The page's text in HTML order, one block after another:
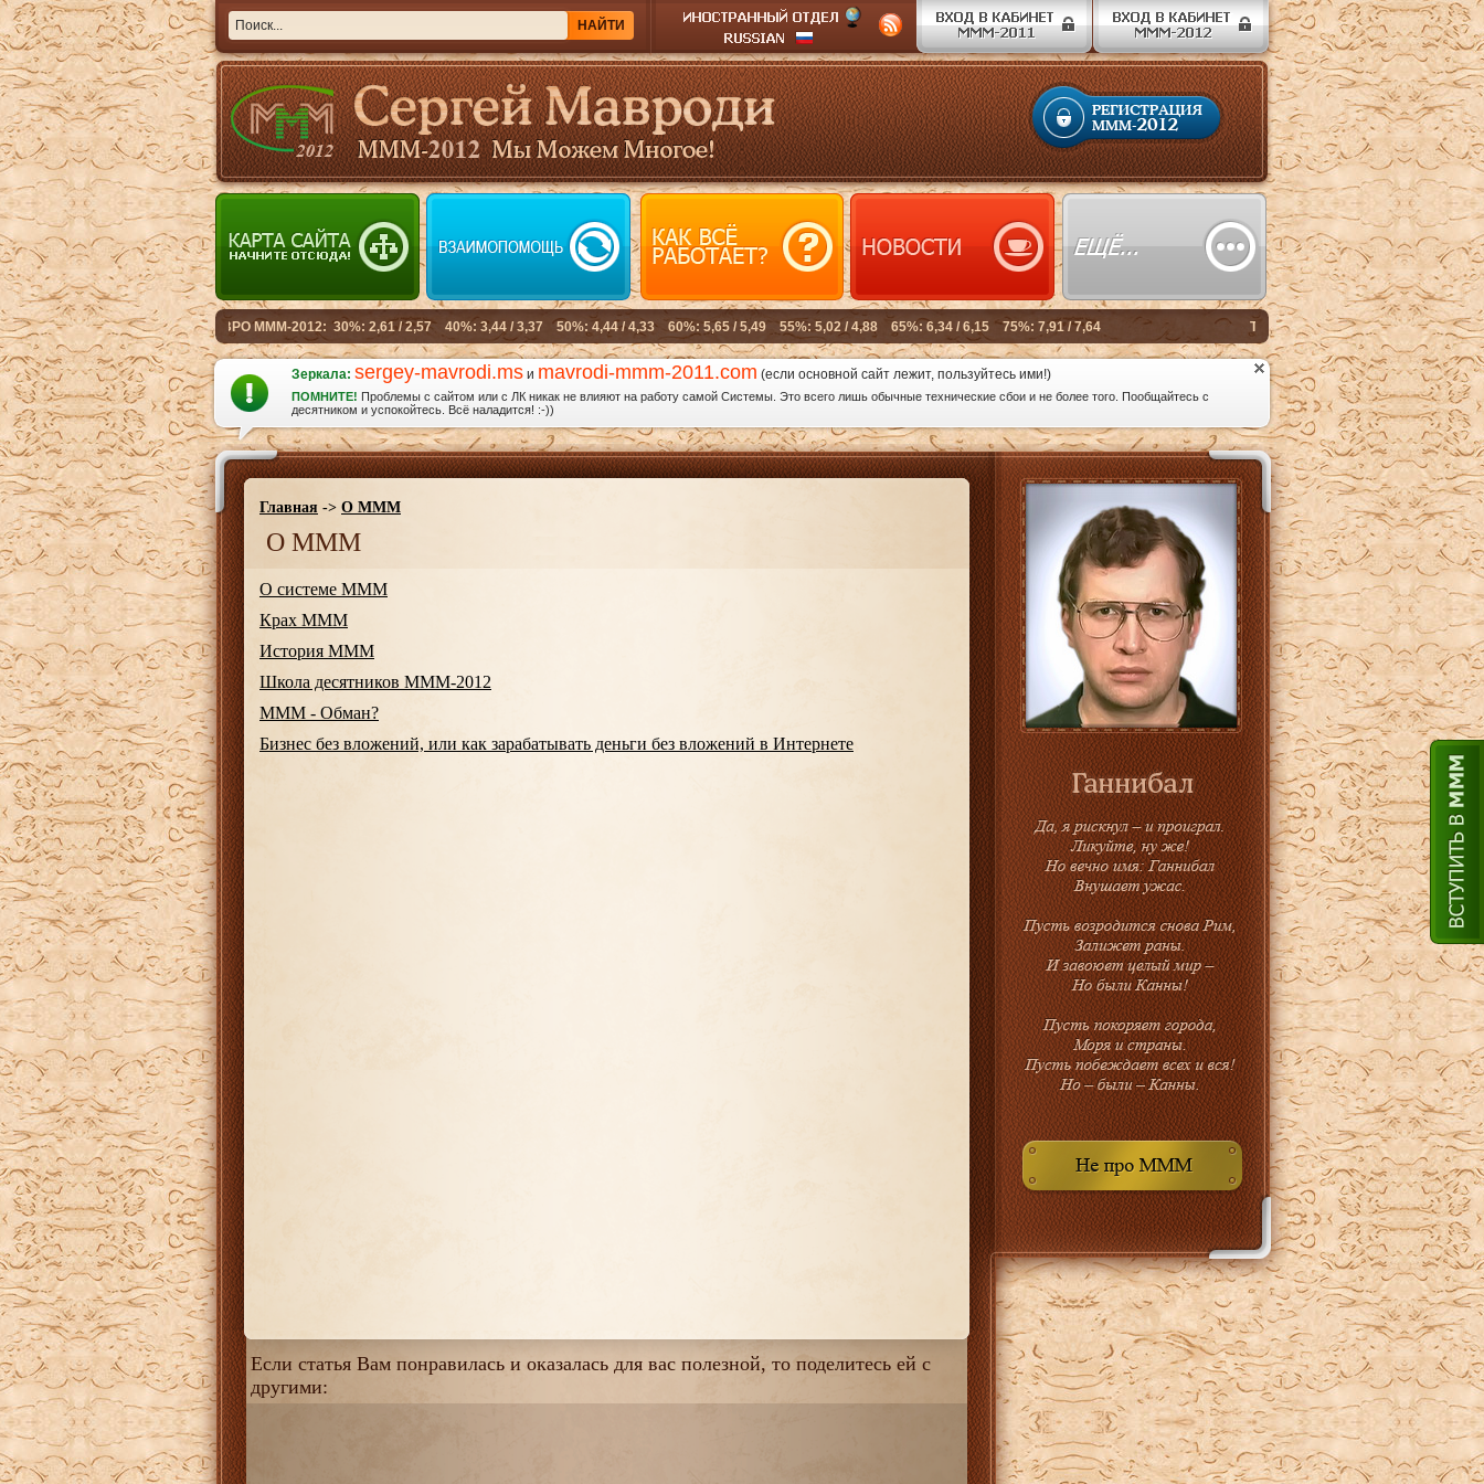
Зеркала: sergey-mavrodi.ms и mavrodi-mmm-2011.com (если основной сайт лежит, пользуйтесь ими!)
ПОМНИТЕ! Проблемы с сайтом или с ЛК никак не влияют на работу самой Системы. Это всего лишь обычные технические сбои и не более того. Пообщайтесь с
десятником и успокойтесь. Всё наладится! :-))
Главная -> О МММ
О МММ
О системе МММ
Крах МММ
История МММ
Школа десятников МММ-2012
МММ - Обман?
Бизнес без вложений, или как зарабатывать деньги без вложений в Интернете
Если статья Вам понравилась и оказалась для вас полезной, то поделитесь ей с
другими: